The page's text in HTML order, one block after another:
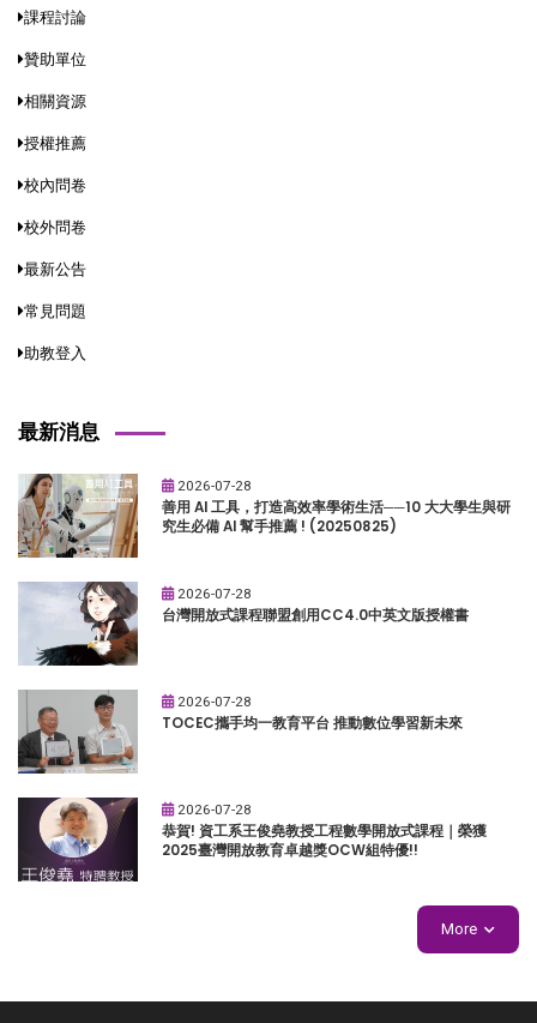
課程討論
贊助單位
相關資源
授權推薦
校內問卷
校外問卷
最新公告
常見問題
助教登入
最新消息
2026-07-28
善用 AI 工具，打造高效率學術生活──10 大大學生與研
究生必備 AI 幫手推薦 ! (20250825)
2026-07-28
台灣開放式課程聯盟創用CC4.0中英文版授權書
2026-07-28
TOCEC攜手均一教育平台 推動數位學習新未來
2026-07-28
恭賀! 資工系王俊堯教授工程數學開放式課程｜榮獲
2025臺灣開放教育卓越獎OCW組特優!!
More